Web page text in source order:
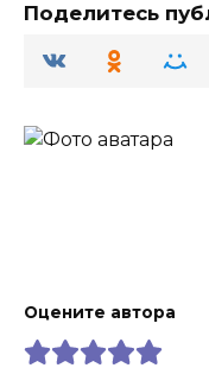
Поделитесь
Оцените автора